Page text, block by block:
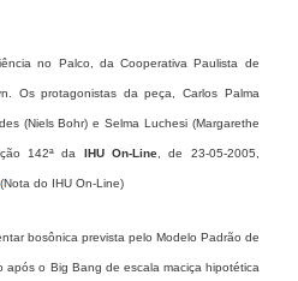
no Palco, da Cooperativa Paulista de
Os protagonistas da peça, Carlos Palma
(Niels Bohr) e Selma Luchesi (Margarethe
142ª da IHU On-Line, de 23-05-2005,
(Nota do IHU On-Line)
bosônica prevista pelo Modelo Padrão de
após o Big Bang de escala maciça hipotética